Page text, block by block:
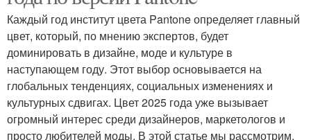
Каждый год институт цвета Pantone определяет главный
цвет, который, по мнению экспертов, будет
доминировать в дизайне, моде и культуре в
наступающем году. Этот выбор основывается на
глобальных тенденциях, социальных изменениях и
культурных сдвигах. Цвет 2025 года уже вызывает
огромный интерес среди дизайнеров, маркетологов и
просто любителей моды. В этой статье мы рассмотрим,